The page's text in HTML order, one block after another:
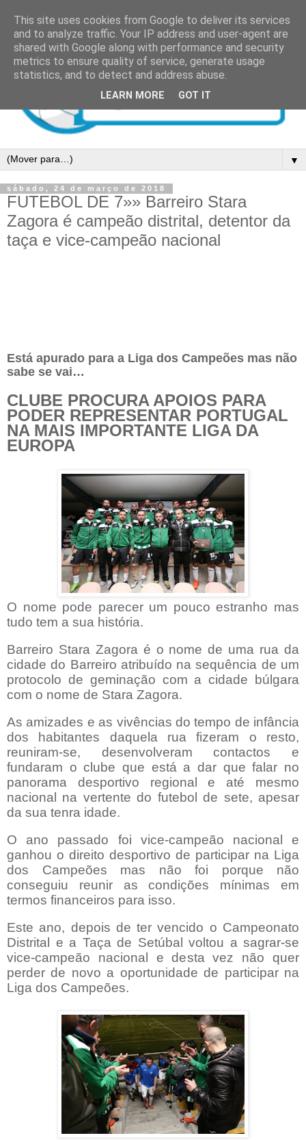
▼
sábado, 24 de março de 2018
FUTEBOL DE 7»» Barreiro Stara
Zagora é campeão distrital, detentor da
taça e vice-campeão nacional
Está apurado para a Liga dos Campeões mas não
sabe se vai…
CLUBE PROCURA APOIOS PARA
PODER REPRESENTAR PORTUGAL
NA MAIS IMPORTANTE LIGA DA
EUROPA
O nome pode parecer um pouco estranho mas
tudo tem a sua história.
Barreiro Stara Zagora é o nome de uma rua da
cidade do Barreiro atribuído na sequência de um
protocolo de geminação com a cidade búlgara
com o nome de Stara Zagora.
As amizades e as vivências do tempo de infância
dos habitantes daquela rua fizeram o resto,
reuniram-se, desenvolveram contactos e
fundaram o clube que está a dar que falar no
panorama desportivo regional e até mesmo
nacional na vertente do futebol de sete, apesar
da sua tenra idade.
O ano passado foi vice-campeão nacional e
ganhou o direito desportivo de participar na Liga
dos Campeões mas não foi porque não
conseguiu reunir as condições mínimas em
termos financeiros para isso.
Este ano, depois de ter vencido o Campeonato
Distrital e a Taça de Setúbal voltou a sagrar-se
vice-campeão nacional e desta vez não quer
perder de novo a oportunidade de participar na
Liga dos Campeões.
This site uses cookies from Google to deliver its services
and to analyze traffic. Your IP address and user-agent are
shared with Google along with performance and security
metrics to ensure quality of service, generate usage
statistics, and to detect and address abuse.
LEARN MORE GOT IT